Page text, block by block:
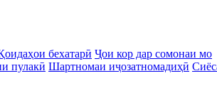
бехатарӣ Ҷои кор дар сомонаи мо
пулакӣ Шартномаи иҷозатномадиҳӣ